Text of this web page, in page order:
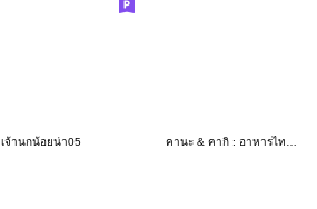
เจ้านกน้อยน่า05 คานะ & คากิ : อาหารไทยแห่งความสุข